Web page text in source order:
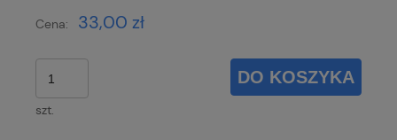
Cena: 33,00 zł
szt.
DO KOSZYKA